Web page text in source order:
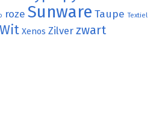
roze Sunware Taupe Textiel
Wit Xenos Zilver zwart